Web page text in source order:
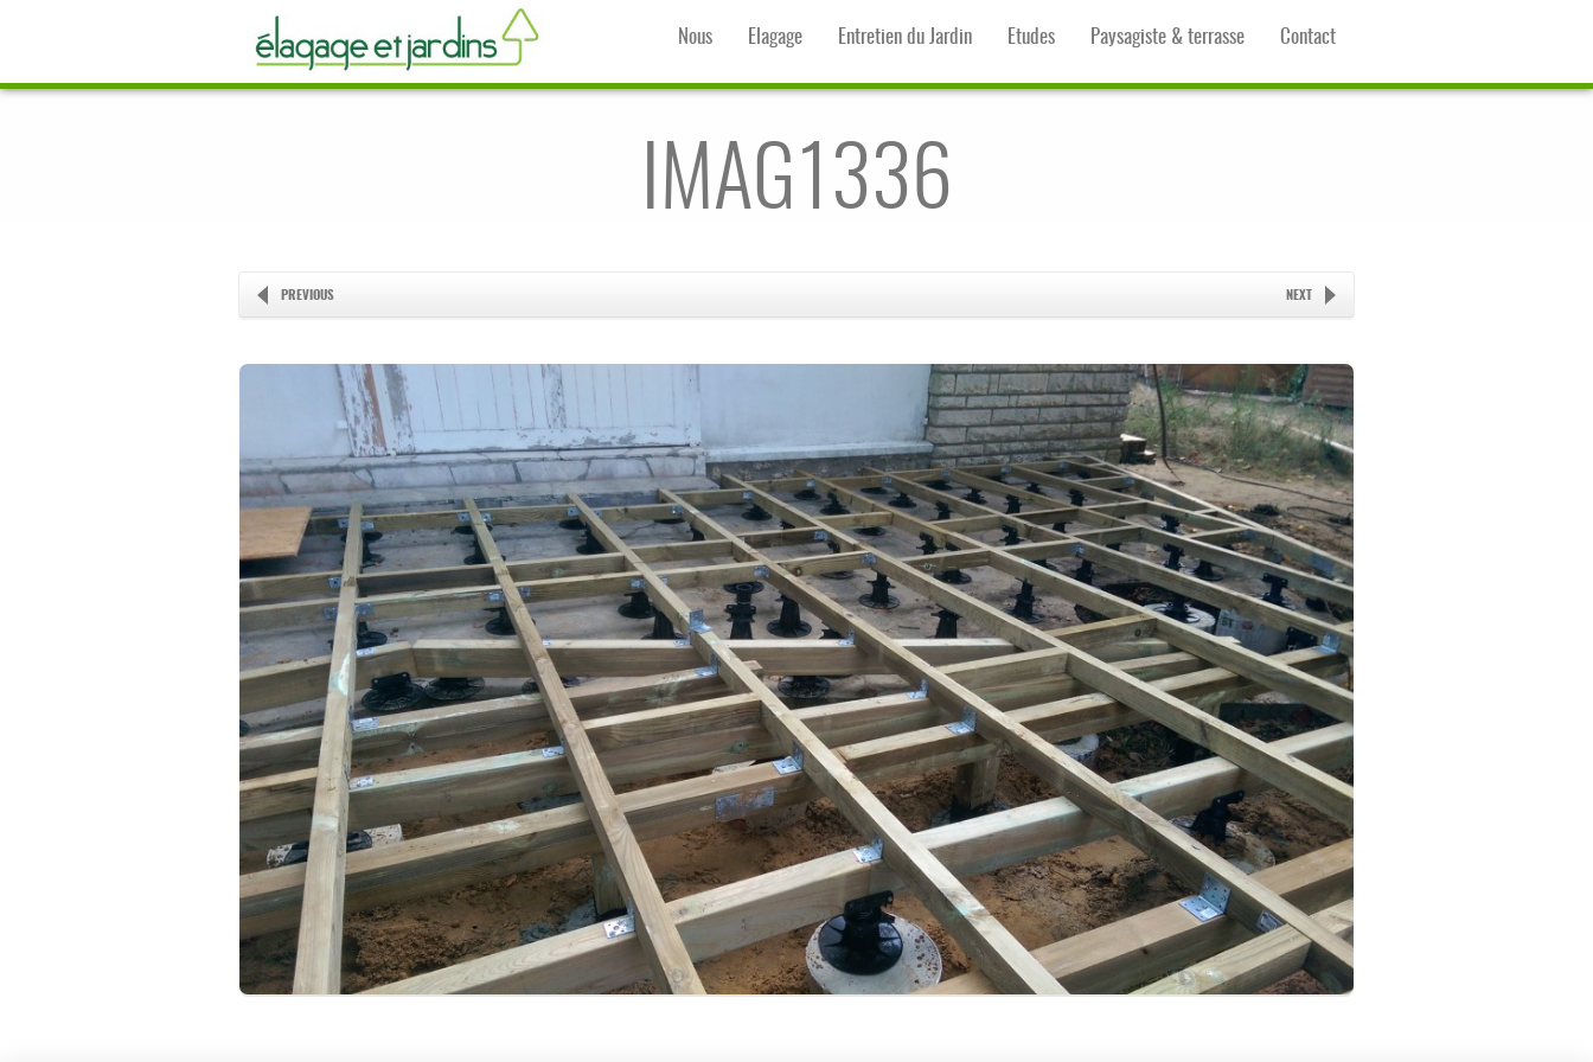
Contact
Paysagiste & terrasse
Etudes
Entretien du Jardin
Elagage
Nous
IMAG1336
PREVIOUS NEXT